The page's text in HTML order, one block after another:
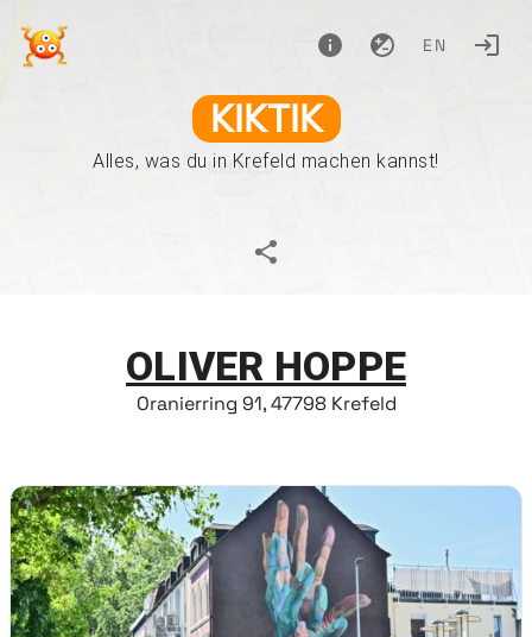
EN
KIKTIK
Alles, was du in Krefeld machen kannst!
OLIVER HOPPE
Oranierring 91, 47798 Krefeld